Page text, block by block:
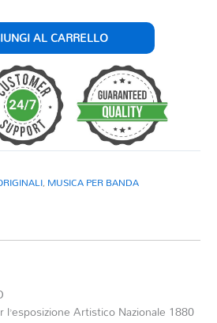
AL CARRELLO
, MUSICA PER BANDA
Artistico Nazionale 1880